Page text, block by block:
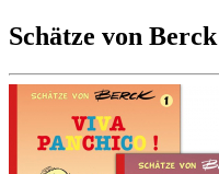
Schätze von